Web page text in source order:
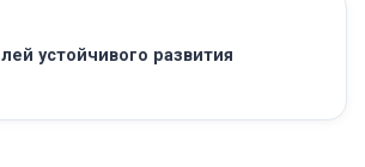
устойчивого развития